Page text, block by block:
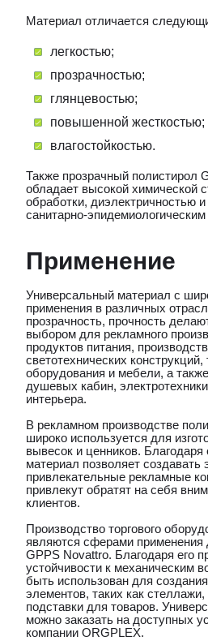
Материал отличается
легкостью;
прозрачностью;
глянцевостью;
повышенной жесткостью;
влагостойкостью.
Также прозрачный полистирол
обладает высокой химической
обработки, диэлектричностью
санитарно-
Применение
Универсальный материал с
применения в различных
прозрачность, прочность
выбором для рекламного
продуктов питания,
светотехнических конструкций,
оборудования и мебели, а
душевых кабин,
интерьера.
В рекламном производстве
широко используется для
вывесок и ценников. Благодаря
материал позволяет
привлекательные рекламные
привлекут обратят на себя
клиентов.
Производство торгового
являются сферами применения
GPPS Novattro. Благодаря его
устойчивости к механическим
быть использован для
элементов, таких как
подставки для товаров.
можно заказать на доступных
компании ORGPLEX.